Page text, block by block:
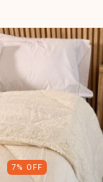
7% OFF